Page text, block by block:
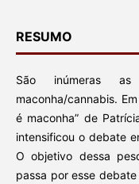
RESUMO
São inúmeras
maconha/cannabis.
é maconha” de
intensificou o debate
O objetivo dessa
passa por esse